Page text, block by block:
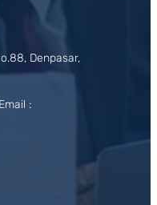
Denpasar,
: